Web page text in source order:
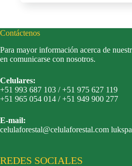
Contáctenos
Para mayor información acerca de
en comunicarse con nosotros.
Celulares:
+51 993 687 103 / +51 975 627 119
+51 965 054 014 / +51 949 900 277
E-mail:
celulaforestal@celulaforestal.com
REDES SOCIALES